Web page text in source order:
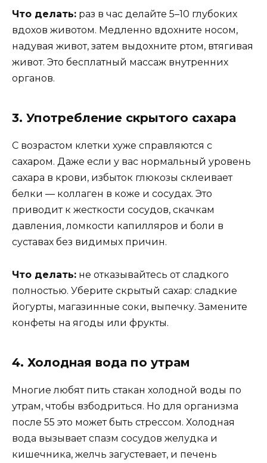
Что делать: раз в час делайте 5–10 глубоких
вдохов животом. Медленно вдохните носом,
надувая живот, затем выдохните ртом, втягивая
живот. Это бесплатный массаж внутренних
органов.
3. Употребление скрытого сахара
С возрастом клетки хуже справляются с
сахаром. Даже если у вас нормальный уровень
сахара в крови, избыток глюкозы склеивает
белки — коллаген в коже и сосудах. Это
приводит к жесткости сосудов, скачкам
давления, ломкости капилляров и боли в
суставах без видимых причин.
Что делать: не отказывайтесь от сладкого
полностью. Уберите скрытый сахар: сладкие
йогурты, магазинные соки, выпечку. Замените
конфеты на ягоды или фрукты.
4. Холодная вода по утрам
Многие любят пить стакан холодной воды по
утрам, чтобы взбодриться. Но для организма
после 55 это может быть стрессом. Холодная
вода вызывает спазм сосудов желудка и
кишечника, желчь загустевает, и печень